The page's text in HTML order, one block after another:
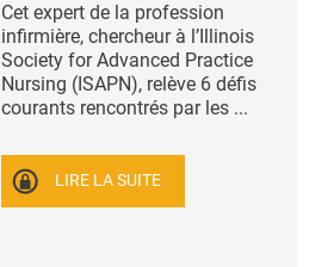
Cet expert de la profession
infirmière, chercheur à l’Illinois
Society for Advanced Practice
Nursing (ISAPN), relève 6 défis
courants rencontrés par les ...
LIRE LA SUITE